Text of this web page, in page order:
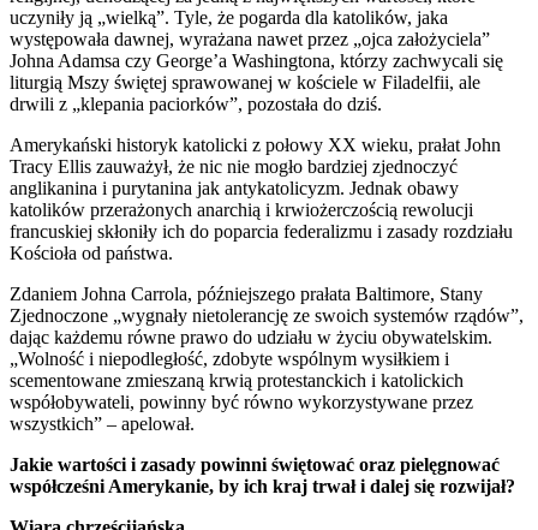
uczyniły ją „wielką”. Tyle, że pogarda dla katolików, jaka
występowała dawnej, wyrażana nawet przez „ojca założyciela”
Johna Adamsa czy George’a Washingtona, którzy zachwycali się
liturgią Mszy świętej sprawowanej w kościele w Filadelfii, ale
drwili z „klepania paciorków”, pozostała do dziś.
Amerykański historyk katolicki z połowy XX wieku, prałat John
Tracy Ellis zauważył, że nic nie mogło bardziej zjednoczyć
anglikanina i purytanina jak antykatolicyzm. Jednak obawy
katolików przerażonych anarchią i krwiożerczością rewolucji
francuskiej skłoniły ich do poparcia federalizmu i zasady rozdziału
Kościoła od państwa.
Zdaniem Johna Carrola, późniejszego prałata Baltimore, Stany
Zjednoczone „wygnały nietolerancję ze swoich systemów rządów”,
dając każdemu równe prawo do udziału w życiu obywatelskim.
„Wolność i niepodległość, zdobyte wspólnym wysiłkiem i
scementowane zmieszaną krwią protestanckich i katolickich
współobywateli, powinny być równo wykorzystywane przez
wszystkich” – apelował.
Jakie wartości i zasady powinni świętować oraz pielęgnować
współcześni Amerykanie, by ich kraj trwał i dalej się rozwijał?